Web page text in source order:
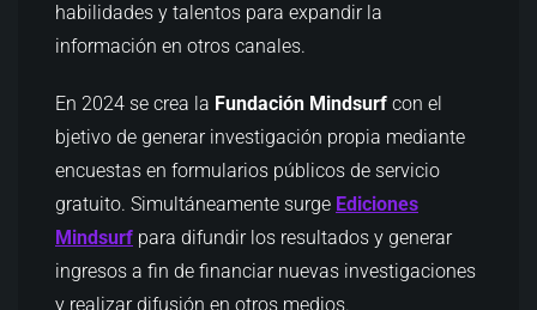
habilidades y talentos para expandir la
información en otros canales.
En 2024 se crea la Fundación Mindsurf con el
bjetivo de generar investigación propia mediante
encuestas en formularios públicos de servicio
gratuito. Simultáneamente surge Ediciones
Mindsurf para difundir los resultados y generar
ingresos a fin de financiar nuevas investigaciones
y realizar difusión en otros medios.